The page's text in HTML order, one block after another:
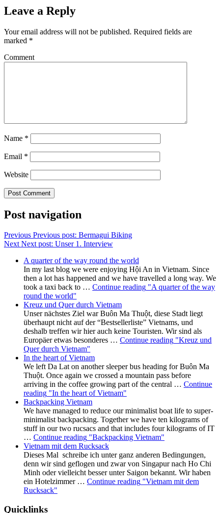
Leave a Reply
Your email address will not be published. Required fields are
marked *
Comment
Name *
Email *
Website
Post navigation
Previous Previous post: Bermagui Biking
Next Next post: Unser 1. Interview
A quarter of the way round the world
In my last blog we were enjoying Hội An in Vietnam. Since
then a lot has happened and we have travelled a long way. We
took a taxi back to … Continue reading "A quarter of the way
round the world"
Kreuz und Quer durch Vietnam
Unser nächstes Ziel war Buôn Ma Thuột, diese Stadt liegt
überhaupt nicht auf der “Bestsellerliste” Vietnams, und
deshalb treffen wir hier auch keine Touristen. Wir sind als
Europäer etwas besonderes … Continue reading "Kreuz und
Quer durch Vietnam"
In the heart of Vietnam
We left Da Lat on another sleeper bus heading for Buôn Ma
Thuột. Once again we crossed a mountain pass before
arriving in the coffee growing part of the central … Continue
reading "In the heart of Vietnam"
Backpacking Vietnam
We have managed to reduce our minimalist boat life to super-
minimalist backpacking. Together we have ten kilograms of
stuff in our two rucsacs and that includes four kilograms of IT
… Continue reading "Backpacking Vietnam"
Vietnam mit dem Rucksack
Dieses Mal schreibe ich unter ganz anderen Bedingungen,
denn wir sind geflogen und zwar von Singapur nach Ho Chi
Minh oder vielleicht besser unter Saigon bekannt. Wir haben
ein Hotelzimmer … Continue reading "Vietnam mit dem
Rucksack"
Quicklinks